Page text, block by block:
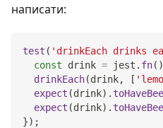
написати:
test ( 'drinkEach drinks
const drink = jest . fn( )
drinkEach(drink, [
expect (drink) .
expect (drink) .
}) ;